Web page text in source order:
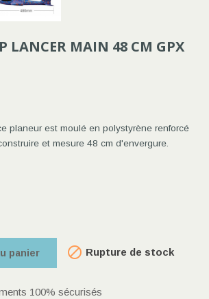
LANCER MAIN 48 CM GPX
planeur est moulé en polystyrène renforcé
et mesure 48 cm d'envergure.
panier  Rupture de stock
100% sécurisés